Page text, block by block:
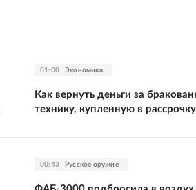
01:00 Экономика
Как вернуть деньги за
технику, купленную в рассрочку
00:43 Русское оружие